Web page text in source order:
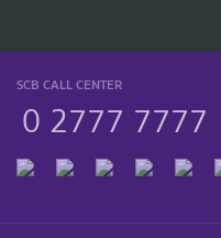
SCB CALL CENTER
0 2777 7777